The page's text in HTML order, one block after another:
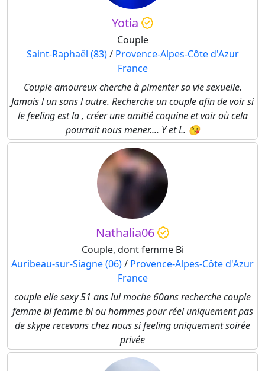
Yotia
Couple
Saint-Raphaël (83)/ Provence-Alpes-Côte d'Azur
France
Couple amoureux cherche à pimenter sa vie sexuelle.
Jamais l un sans l autre. Recherche un couple afin de voir si
le feeling est la , créer une amitié coquine et voir où cela
pourrait nous mener.... Y et L. 😘
Nathalia06
Couple, dont femme Bi
Auribeau-sur-Siagne (06)/ Provence-Alpes-Côte d'Azur
France
couple elle sexy 51 ans lui moche 60ans recherche couple
femme bi femme bi ou hommes pour réel uniquement pas
de skype recevons chez nous si feeling uniquement soirée
privée